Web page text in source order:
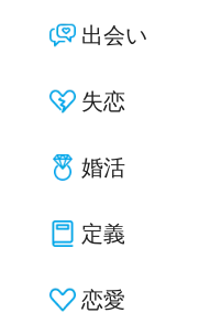
出会い
失恋
婚活
定義
恋愛